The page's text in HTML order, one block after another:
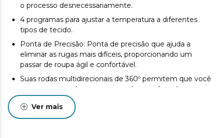
o processo desnecessariamente.
4 programas para ajustar a temperatura a diferentes
tipos de tecido.
Ponta de Precisão: Ponta de precisão que ajuda a
eliminar as rugas mais difíceis, proporcionando um
passar de roupa ágil e confortável.
Suas rodas multidirecionais de 360º permitem que você
mova o centro de passar roupa de um cômodo para
outro com facilidade, conforto e sem quase nenhum
esforço.
Ver mais